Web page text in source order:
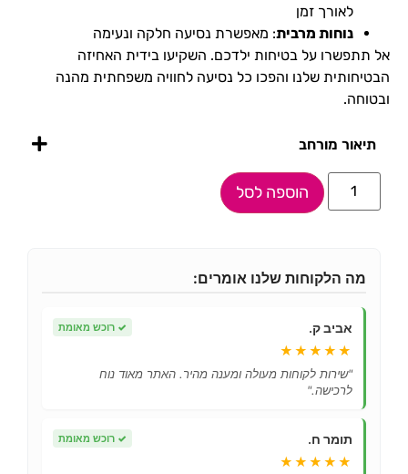
לאורך זמן
נוחות מרבית: מאפשרת נסיעה חלקה ונעימה
אל תתפשרו על בטיחות ילדכם. השקיעו בידית האחיזה
הבטיחותית שלנו והפכו כל נסיעה לחוויה משפחתית מהנה
ובטוחה.
תיאור מורחב
הוספה לסל
מה הלקוחות שלנו אומרים:
אביב ק. ✓ רוכש מאומת
★★★★★
"שירות לקוחות מעולה ומענה מהיר. האתר מאוד נוח
לרכישה."
תומר ח. ✓ רוכש מאומת
★★★★★